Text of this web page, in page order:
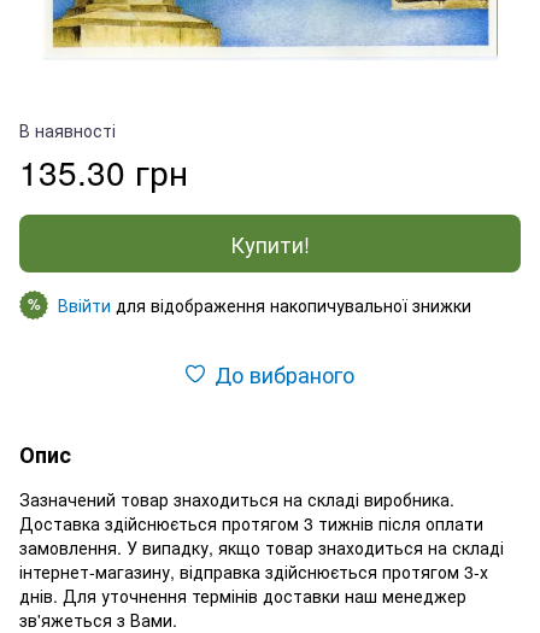
В наявності
135.30 грн
Купити!
% Ввійти для відображення накопичувальної знижки
До вибраного
Опис
Зазначений товар знаходиться на складі виробника.
Доставка здійснюється протягом 3 тижнів після оплати
замовлення. У випадку, якщо товар знаходиться на складі
інтернет-магазину, відправка здійснюється протягом 3-х
днів. Для уточнення термінів доставки наш менеджер
зв'яжеться з Вами.